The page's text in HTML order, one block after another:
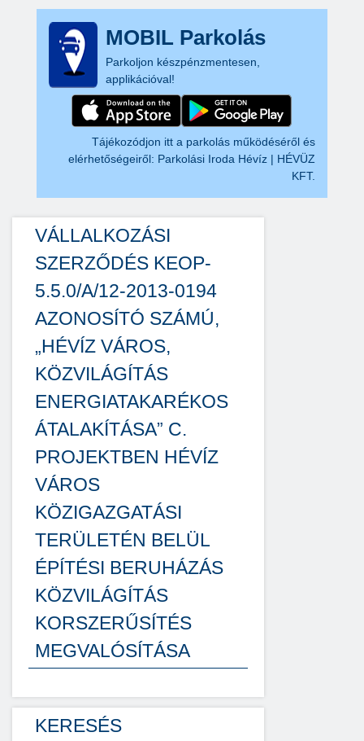
MOBIL Parkolás
Parkoljon készpénzmentesen,
applikációval!
Tájékozódjon itt a parkolás működéséről és
elérhetőségeiről: Parkolási Iroda Hévíz | HÉVÜZ
KFT.
VÁLLALKOZÁSI
SZERZŐDÉS KEOP-
5.5.0/A/12-2013-0194
AZONOSÍTÓ SZÁMÚ,
„HÉVÍZ VÁROS,
KÖZVILÁGÍTÁS
ENERGIATAKARÉKOS
ÁTALAKÍTÁSA” C.
PROJEKTBEN HÉVÍZ
VÁROS
KÖZIGAZGATÁSI
TERÜLETÉN BELÜL
ÉPÍTÉSI BERUHÁZÁS
KÖZVILÁGÍTÁS
KORSZERŰSÍTÉS
MEGVALÓSÍTÁSA
KERESÉS